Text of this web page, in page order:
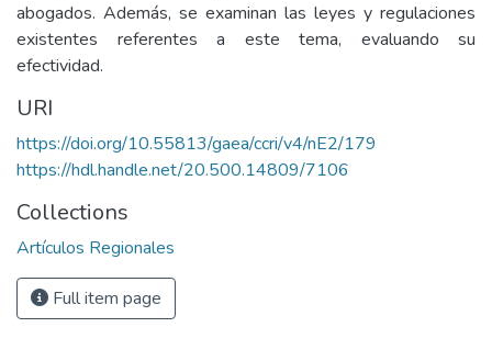
abogados. Además, se examinan las leyes y regulaciones
existentes referentes a este tema, evaluando su
efectividad.
URI
https://doi.org/10.55813/gaea/ccri/v4/nE2/179
https://hdl.handle.net/20.500.14809/7106
Collections
Artículos Regionales
Full item page